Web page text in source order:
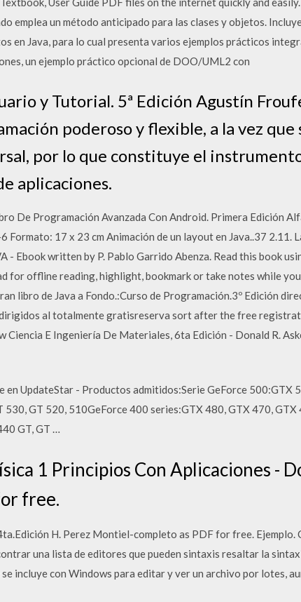
emplea un método anticipado para las clases y objetos.
en Java, para lo cual presenta varios ejemplos prácticos
un ejemplo práctico opcional de DOO/UML2 con
y Tutorial. 5ª Edición Agustín
poderoso y flexible, a la vez
por lo que constituye el
aplicaciones.
De Programación Avanzada Con Android. Primera Edición
17 x 23 cm Animación de un layout en Java..37 2.11.
- Ebook written by P. Pablo Garrido Abenza. Read this book
for offline reading, highlight, bookmark or take notes while
libro de Java a Fondo.:Curso de Programación.3º Edición
al totalmente gratisreserva sort after the free
Ciencia E Ingeniería De Materiales, 6ta Edición - Donald R.
UpdateStar - Productos admitidos:Serie GeForce 500:GTX
530, GT 520, 510GeForce 400 series:GTX 480, GTX 470, GTX
GT, GT …
1 Principios Con Aplicaciones -
free.
H. Perez Montiel-completo as PDF for free. Ejemplo.
una lista de editores que pueden sintaxis resaltar la
incluye con Windows para editar y ver un archivo por lotes,